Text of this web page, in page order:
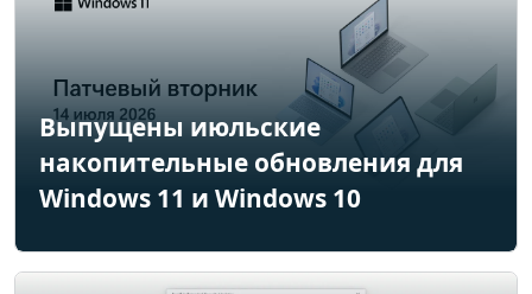
Выпущены июльские
накопительные обновления для
Windows 11 и Windows 10